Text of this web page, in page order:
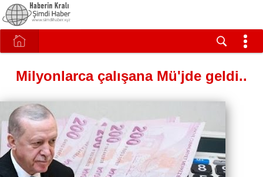
Milyonlarca çalışana Mü'jde geldi..